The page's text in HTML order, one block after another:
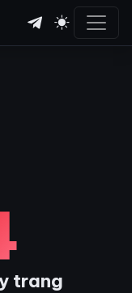
trang